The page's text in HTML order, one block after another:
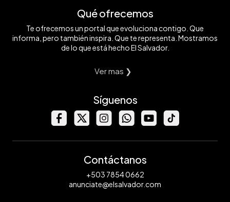
Qué ofrecemos
Te ofrecemos un portal que evoluciona contigo. Que
informa, pero también inspira. Que te representa. Mostramos
de lo que está hecho El Salvador.
Ver mas ❯
Síguenos
Contáctanos
+503 7854 0662
anunciate@elsalvador.com